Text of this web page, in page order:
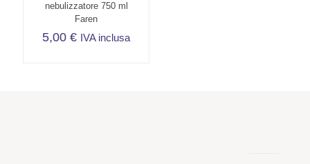
nebulizzatore 750 ml
Faren
5,00€ IVA inclusa